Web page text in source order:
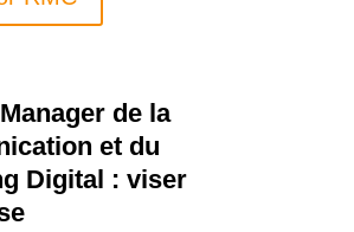
de la
et du
Digital : viser